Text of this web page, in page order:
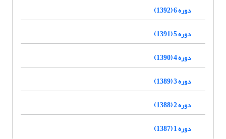
دوره 6 (1392)
دوره 5 (1391)
دوره 4 (1390)
دوره 3 (1389)
دوره 2 (1388)
دوره 1 (1387)